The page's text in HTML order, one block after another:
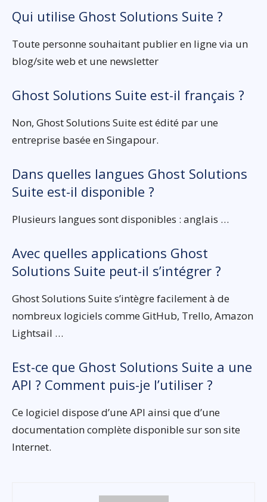
Qui utilise Ghost Solutions Suite ?
Toute personne souhaitant publier en ligne via un
blog/site web et une newsletter
Ghost Solutions Suite est-il français ?
Non, Ghost Solutions Suite est édité par une
entreprise basée en Singapour.
Dans quelles langues Ghost Solutions
Suite est-il disponible ?
Plusieurs langues sont disponibles : anglais …
Avec quelles applications Ghost
Solutions Suite peut-il s’intégrer ?
Ghost Solutions Suite s’intègre facilement à de
nombreux logiciels comme GitHub, Trello, Amazon
Lightsail …
Est-ce que Ghost Solutions Suite a une
API ? Comment puis-je l’utiliser ?
Ce logiciel dispose d’une API ainsi que d’une
documentation complète disponible sur son site
Internet.